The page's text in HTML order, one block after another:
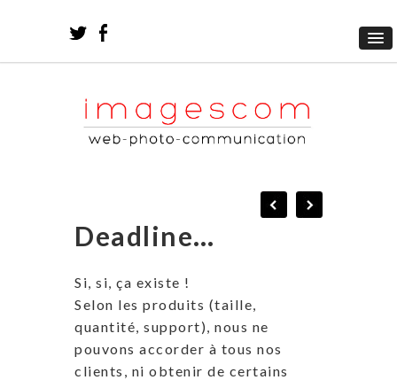
Deadline…
Si, si, ça existe !
Selon les produits (taille,
quantité, support), nous ne
pouvons accorder à tous nos
clients, ni obtenir de certains